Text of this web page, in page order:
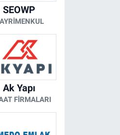
SEOWP
Ak Yapı
FIRMALARI